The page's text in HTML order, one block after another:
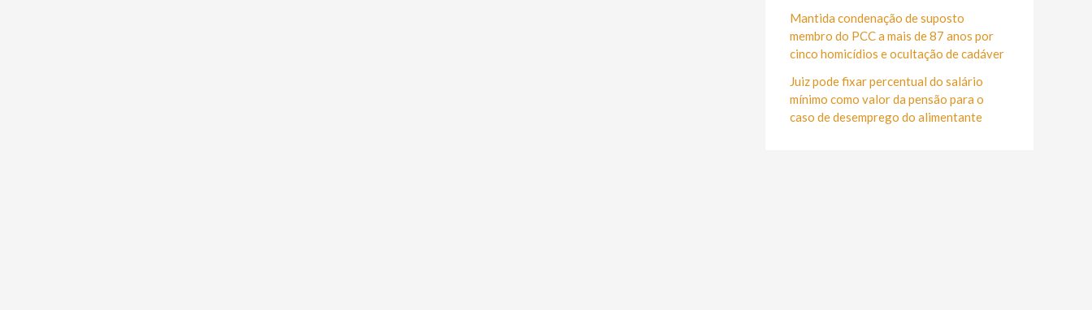
Mantida condenação de suposto
membro do PCC a mais de 87 anos por
cinco homicídios e ocultação de cadáver
Juiz pode fixar percentual do salário
mínimo como valor da pensão para o
caso de desemprego do alimentante